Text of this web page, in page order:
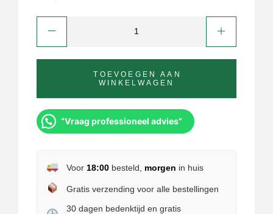
TOEVOEGEN AAN
WINKELWAGEN
“Vraag professioneel advies”
Voor 18:00besteld, morgen in huis
Gratis verzending voor alle bestellingen
30 dagen bedenktijd en gratis